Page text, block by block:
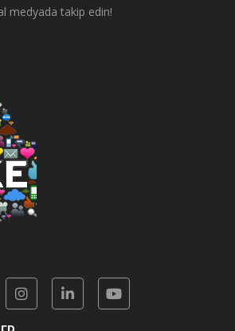
medyada takip edin!
InstagramLinkedinYotube